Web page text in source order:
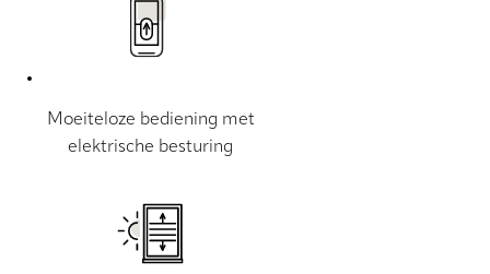
Moeiteloze bediening met
elektrische besturing